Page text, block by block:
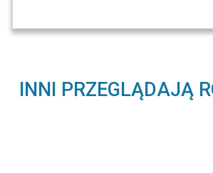
INNI PRZEGLĄDAJĄ